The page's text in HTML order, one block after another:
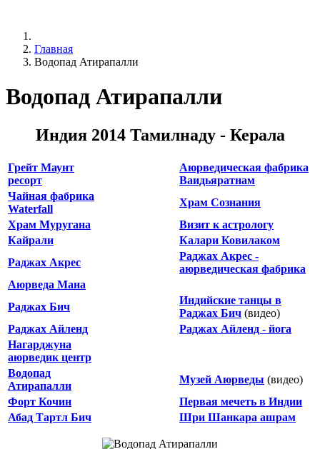
Главная
Водопад Атирапалли
Водопад Атирапалли
Индия 2014 Тамилнаду - Керала
Грейт Маунт
ресорт
Аюрведическая фабрика
Ваидьяратнам
Чайная фабрика
Waterfall
Храм Сознания
Храм Муругана
Визит к астрологу
Кайрали
Калари Ковилаком
Раджах Акрес
Раджах Акрес -
аюрведическая фабрика
Аюрведа Мана
Раджах Бич
Индийские танцы в
Раджах Бич (видео)
Раджах Айленд
Раджах Айленд - йога
Нагарджуна
аюрведик центр
Водопад
Атирапалли
Музей Аюрведы (видео)
Форт Кочин
Первая мечеть в Индии
Абад Тартл Бич
Шри Шанкара ашрам